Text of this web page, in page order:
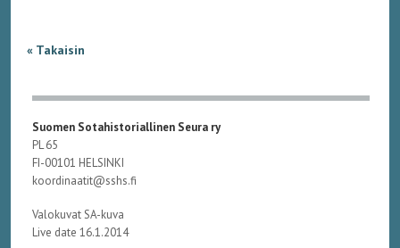
« Takaisin
Suomen Sotahistoriallinen Seura ry
PL 65
FI-00101 HELSINKI
koordinaatit@sshs.fi
Valokuvat SA-kuva
Live date 16.1.2014